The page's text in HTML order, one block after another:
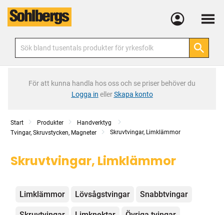
Meny
För att kunna handla hos oss och se priser behöver du
Logga in ellerSkapa konto
Start Produkter
Handverktyg
Tvingar, Skruvstycken, Magneter
Skruvtvingar, Limklämmor
Skruvtvingar, Limklämmor
Kategorier
Limklämmor Lövsågstvingar Snabbtvingar